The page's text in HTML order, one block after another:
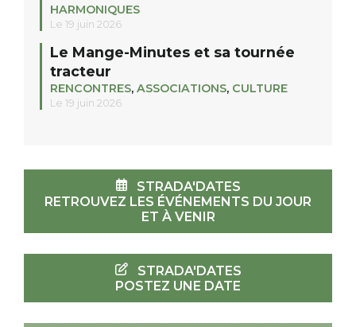
HARMONIQUES
Le 19 juin 2026
Le Mange-Minutes et sa tournée
tracteur
RENCONTRES, ASSOCIATIONS, CULTURE
Le 19 juin 2026
STRADA'DATES
RETROUVEZ LES ÉVÉNEMENTS DU JOUR
ET À VENIR
STRADA'DATES
POSTEZ UNE DATE